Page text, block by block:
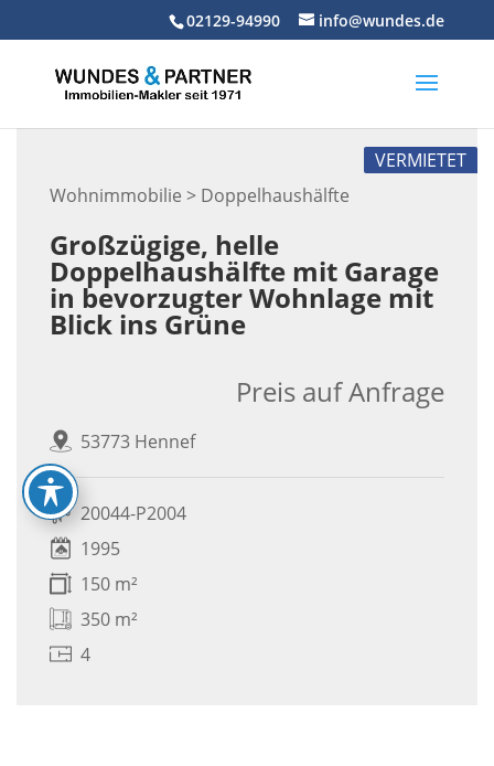
02129-94990 info@wundes.de
Wohnimmobilie > Doppelhaushälfte
VERMIETET
Großzügige, helle
Doppelhaushälfte mit Garage
in bevorzugter Wohnlage mit
Blick ins Grüne
53773 Hennef
Preis auf Anfrage
20044-P2004
1995
150 m²
350 m²
4